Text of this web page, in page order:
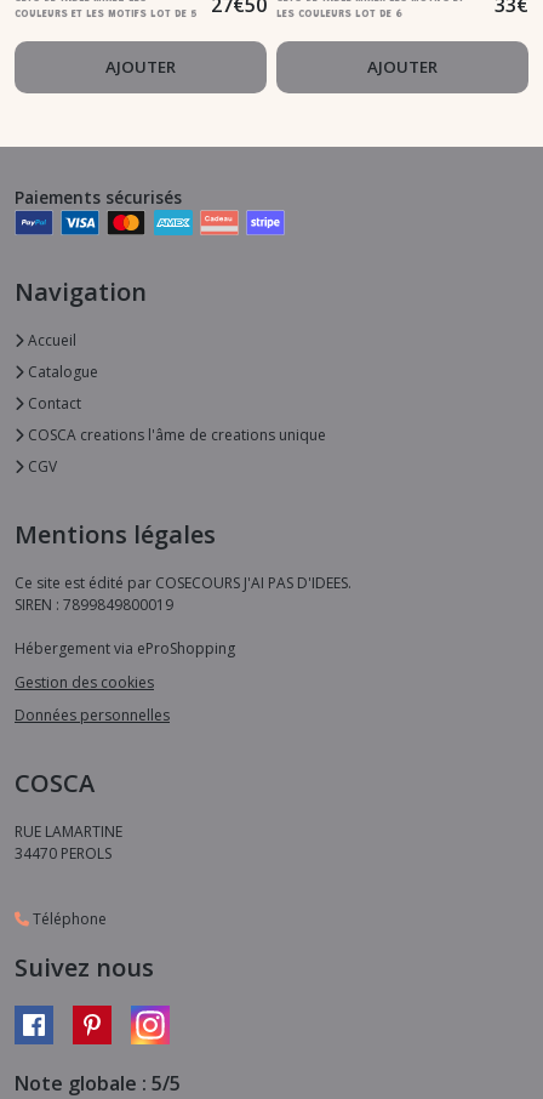
COULEURS ET LES MOTIFS LOT DE 5
AJOUTER
LES COULEURS LOT DE 6
AJOUTER
Paiements sécurisés
Navigation
Accueil
Catalogue
Contact
COSCA creations l'âme de creations unique
CGV
Mentions légales
Ce site est édité par COSECOURS J'AI PAS D'IDEES.
SIREN : 7899849800019
Hébergement via eProShopping
Gestion des cookies
Données personnelles
COSCA
RUE LAMARTINE
34470 PEROLS
Téléphone
Suivez nous
Note globale : 5/5